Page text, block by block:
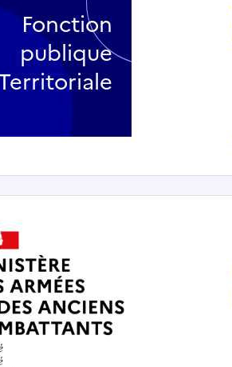
Fonction
publique